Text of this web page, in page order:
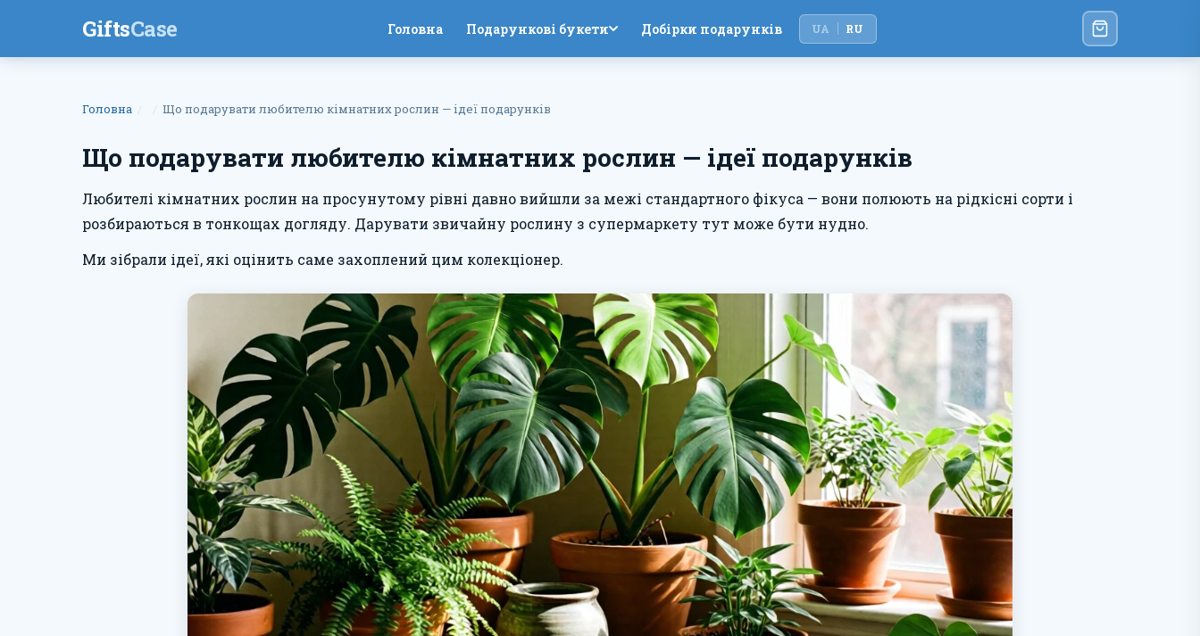
GiftsCase Головна Подарункові букети Добірки подарунків UA RU
Головна Що подарувати любителю кімнатних рослин — ідеї подарунків
Що подарувати любителю кімнатних рослин — ідеї подарунків
Любителі кімнатних рослин на просунутому рівні давно вийшли за межі стандартного фікуса — вони полюють на рідкісні сорти і
розбираються в тонкощах догляду. Дарувати звичайну рослину з супермаркету тут може бути нудно.
Ми зібрали ідеї, які оцінить саме захоплений цим колекціонер.